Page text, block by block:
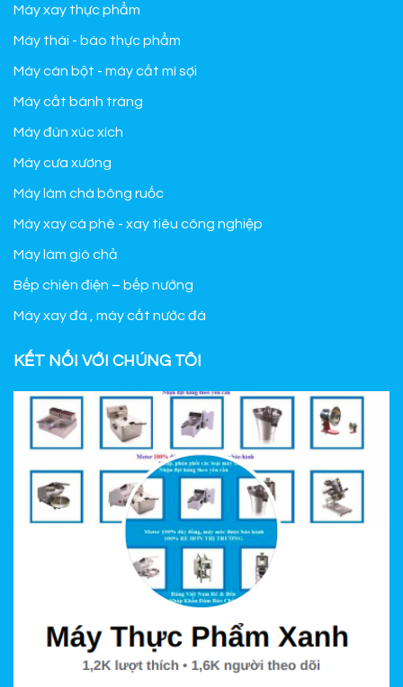
Máy xay thực phẩm
Máy thái - bào thực phẩm
Máy cán bột - máy cắt mì sợi
Máy cắt bánh tráng
Máy đùn xúc xích
Máy cưa xương
Máy làm chà bông ruốc
Máy xay cà phê - xay tiêu công nghiệp
Máy làm giò chả
Bếp chiên điện – bếp nướng
Máy xay đá , máy cắt nước đá
KẾT NỐI VỚI CHÚNG TÔI